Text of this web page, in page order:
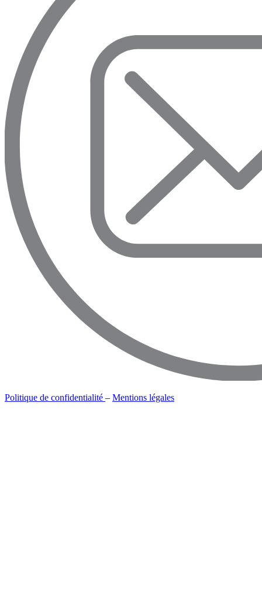
Politique de confidentialité – Mentions légales